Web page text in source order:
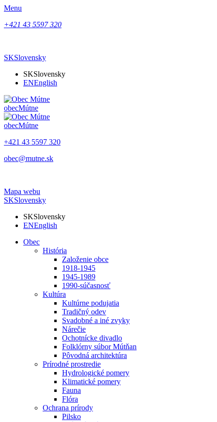
Menu
+421 43 5597 320
SKSlovensky
SKSlovensky
ENEnglish
obecMútne
obecMútne
+421 43 5597 320
obec@mutne.sk
Mapa webu
SKSlovensky
SKSlovensky
ENEnglish
Obec
História
Založenie obce
1918-1945
1945-1989
1990-súčasnosť
Kultúra
Kultúrne podujatia
Tradičný odev
Svadobné a iné zvyky
Nárečie
Ochotnícke divadlo
Folklórny súbor Mútňan
Pôvodná architektúra
Prírodné prostredie
Hydrologické pomery
Klimatické pomery
Fauna
Flóra
Ochrana prírody
Pilsko